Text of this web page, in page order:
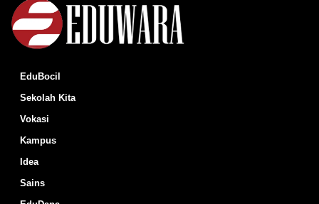
EduBocil
Sekolah Kita
Vokasi
Kampus
Idea
Sains